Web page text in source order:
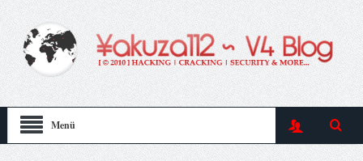
Menü